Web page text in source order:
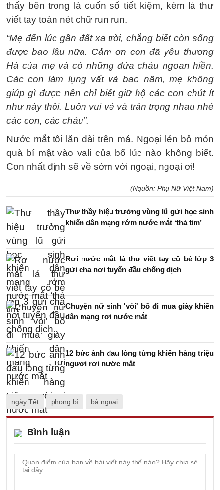
thấy bên trong là cuốn sổ tiết kiệm, kèm lá thư
viết tay toàn nét chữ run run.
“Mẹ đến lúc gần đất xa trời, chẳng biết còn sống
được bao lâu nữa. Cảm ơn con đã yêu thương
Hà của mẹ và có những đứa cháu ngoan hiền.
Các con làm lụng vất vả bao năm, mẹ không
giúp gì được nên chỉ biết giữ hộ các con chút ít
như này thôi. Luôn vui vẻ và trân trọng nhau nhé
các con, các cháu”.
Nước mắt tôi lăn dài trên má. Ngoại lén bỏ món
quà bí mật vào vali của bố lúc nào không biết.
Con nhất định sẽ về sớm với ngoại, ngoại ơi!
(Nguồn: Phụ Nữ Việt Nam)
Thư thầy hiệu trưởng vùng lũ gửi học sinh
khiến dân mạng rớm nước mắt ‘thả tim’
Rơi nước mắt lá thư viết tay cô bé lớp 3
gửi cha nơi tuyến đầu chống dịch
Chuyện nữ sinh 'vòi' bố đi mua giày khiến
dân mạng rơi nước mắt
12 bức ảnh đau lòng từng khiến hàng triệu
người rơi nước mắt
ngày Tết phong bì bà ngoại
Bình luận